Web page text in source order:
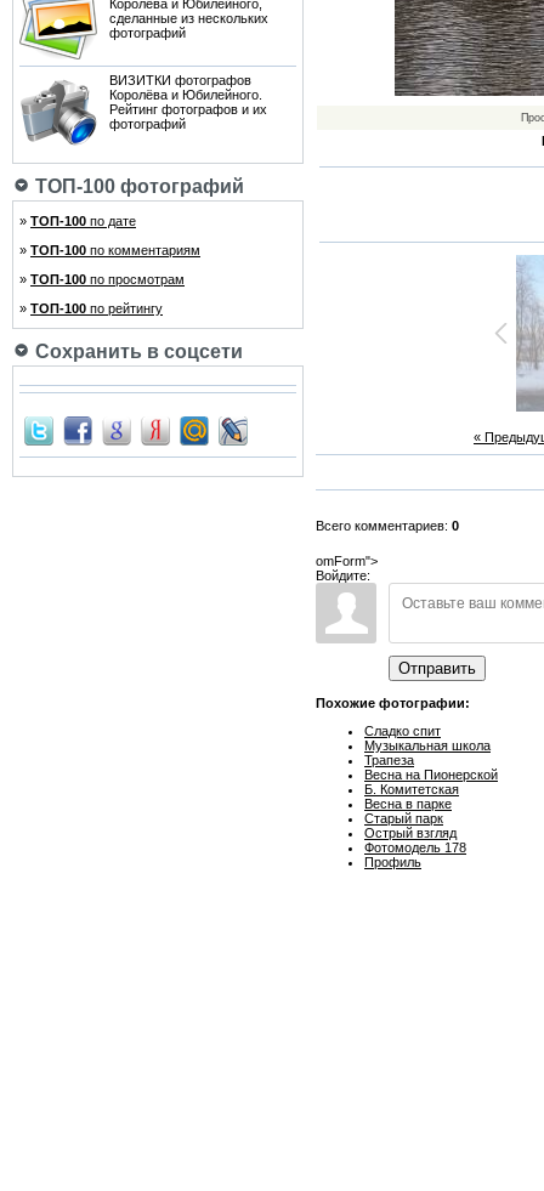
Королёва и Юбилейного,
сделанные из нескольких
фотографий
ВИЗИТКИ фотографов
Королёва и Юбилейного.
Рейтинг фотографов и их
фотографий
ТОП-100 фотографий
» ТОП-100 по дате
» ТОП-100 по комментариям
» ТОП-100 по просмотрам
» ТОП-100 по рейтингу
Сохранить в соцсети
«
Всего комментариев: 0
omForm">
Войдите:
Отправить
Похожие фотографии:
Сладко спит
Музыкальная школа
Трапеза
Весна на Пионерской
Б. Комитетская
Весна в парке
Старый парк
Острый взгляд
Фотомодель 178
Профиль